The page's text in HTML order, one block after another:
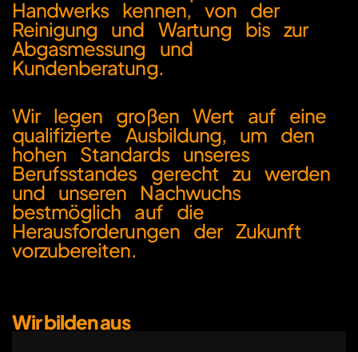
Handwerks kennen, von der
Reinigung und Wartung bis zur
Abgasmessung und
Kundenberatung.
Wir legen großen Wert auf eine
qualifizierte Ausbildung, um den
hohen Standards unseres
Berufsstandes gerecht zu werden
und unseren Nachwuchs
bestmöglich auf die
Herausforderungen der Zukunft
vorzubereiten.
Wir bilden aus